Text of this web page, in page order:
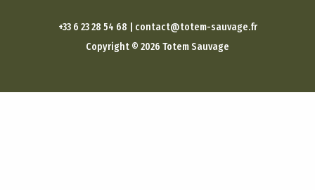
+33 6 23 28 54 68 | contact@totem-sauvage.fr
Copyright © 2026 Totem Sauvage